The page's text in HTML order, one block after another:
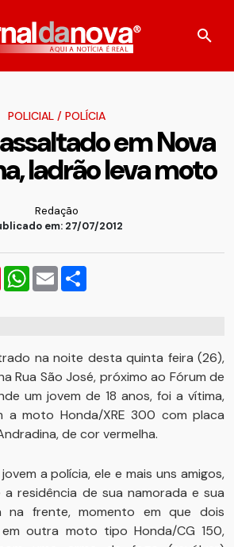
POLICIAL/ POLÍCIA
em Nova
ladrão leva moto
Redação
em: 27/07/2012
PinterestWhatsApp
Email
na noite desta quinta feira (26),
Rua São José, próximo ao Fórum de
um jovem de 18 anos, foi a vítima,
a moto Honda/XRE 300 com placa
de cor vermelha.
a polícia, ele e mais uns amigos,
residência de sua namorada e sua
na frente, momento em que dois
outra moto tipo Honda/CG 150,